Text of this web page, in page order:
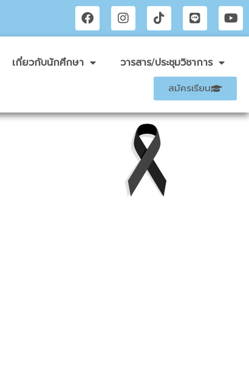
เกี่ยวกับนักศึกษา วารสาร/ประชุมวิชาการ
สมัครเรียน